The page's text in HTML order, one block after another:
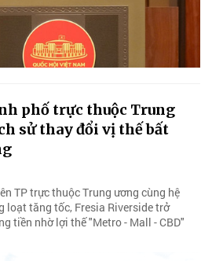
phố trực thuộc Trung
sử thay đổi vị thế bất
TP trực thuộc Trung ương cùng hệ
loạt tăng tốc, Fresia Riverside trở
tiền nhờ lợi thế "Metro - Mall - CBD"